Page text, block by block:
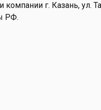
г. Казань, ул.
РФ.